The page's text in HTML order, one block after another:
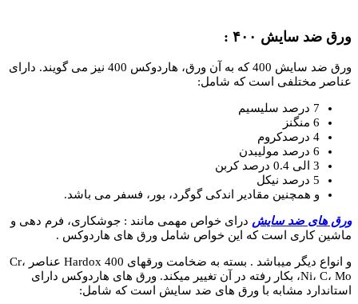
ورق ضد سایش ۴۰۰ :
ورق ضد سایش 400 که به آن ورق، هاردوکس 400 نیز می گویند. دارای
عناصر مختلفی است که شامل:
7 درصد سلیسیم
6 منگنز
4 درصدکروم
6 درصد مولیبدن
3 الی 0.4 درصد کربن
5 درصد نیکل
و همچنین مقادیر اندکی گوگرد، بور، فسفر می باشد.
ورق­ های ضد سایش درای خواص مهمی مانند : جوشکاری، فرم دهی و
ماشین کاری است که این خواص شامل ورق­ های هاردوکس .
و انواع دیگر می­باشد . بسته به ضخامت ورق­های Hardox 400 عناصر Cr،
Ni، C، Mo، بکار رفته در آن تغییر میکند. ورق­ های هاردوکس دارای
استاندارد مشابه با ورق ­های ضد سایش است که شامل: